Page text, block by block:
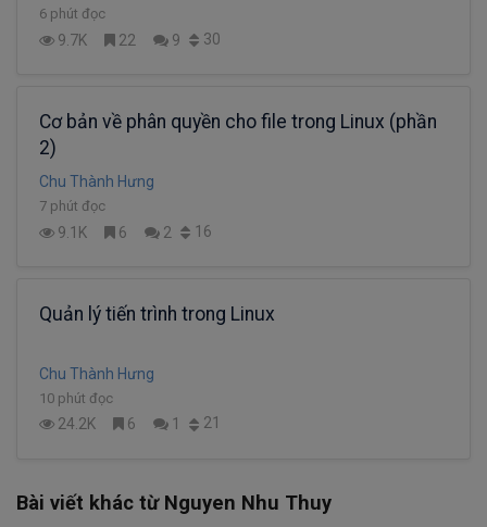
6 phút đọc
9.7K 22 9 30
Cơ bản về phân quyền cho file trong Linux (phần
2)
Chu Thành Hưng
7 phút đọc
9.1K 6 2 16
Quản lý tiến trình trong Linux
Chu Thành Hưng
10 phút đọc
24.2K 6 1 21
Bài viết khác từ Nguyen Nhu Thuy